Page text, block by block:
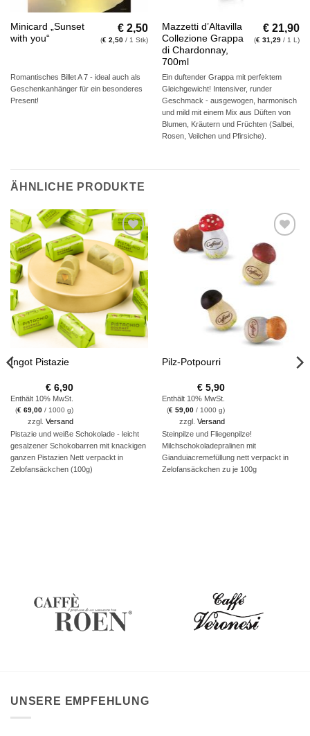
Minicard „Sunset
with you“
€ 2,50
(€ 2,50 / 1 Stk)
Romantisches Billet A 7 - ideal auch als
Geschenkanhänger für ein besonderes
Present!
Mazzetti d’Altavilla
Collezione Grappa
di Chardonnay,
700ml
€ 21,90
(€ 31,29 / 1 L)
Ein duftender Grappa mit perfektem
Gleichgewicht! Intensiver, runder
Geschmack - ausgewogen, harmonisch
und mild mit einem Mix aus Düften von
Blumen, Kräutern und Früchten (Salbei,
Rosen, Veilchen und Pfirsiche).
ÄHNLICHE PRODUKTE
Auf die
Wunschliste
Ingot Pistazie
€6,90
Enthält 10% MwSt.
(€ 69,00/ 1000 g)
zzgl. Versand
Pistazie und weiße Schokolade - leicht
gesalzener Schokobarren mit knackigen
ganzen Pistazien Nett verpackt in
Zelofansäckchen (100g)
Auf die
Wunschliste
Pilz-Potpourri
€5,90
Enthält 10% MwSt.
(€ 59,00/ 1000 g)
zzgl. Versand
Steinpilze und Fliegenpilze!
Milchschokoladepralinen mit
Gianduiacremefüllung nett verpackt in
Zelofansäckchen zu je 100g
UNSERE EMPFEHLUNG